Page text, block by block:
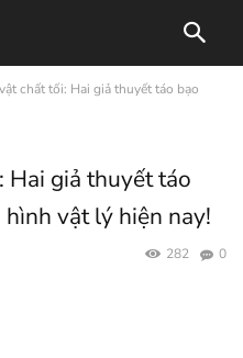
chất tối: Hai giả thuyết táo bạo
Hai giả thuyết táo
vật lý hiện nay!
0
282